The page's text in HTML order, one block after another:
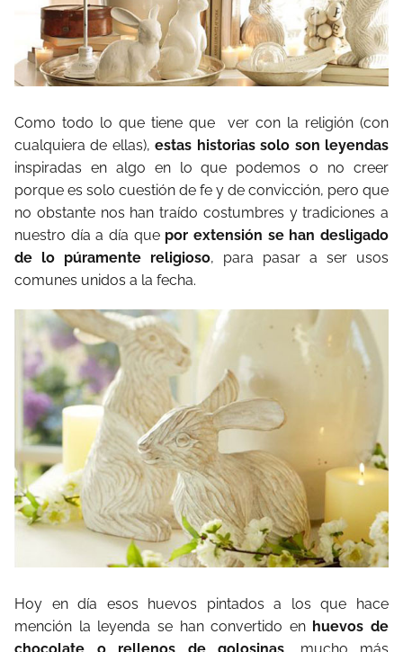
Como todo lo que tiene que ver con la religión (con
cualquiera de ellas),estas historias solo son leyendas
inspiradas en algo en lo que podemos o no creer
porque es solo cuestión de fe y de convicción, pero que
no obstante nos han traído costumbres y tradiciones a
nuestro día a día que por extensión se han desligado
de lo púramente religioso, para pasar a ser usos
comunes unidos a la fecha.
Hoy en día esos huevos pintados a los que hace
mención la leyenda se han convertido en huevos de
chocolate o rellenos de golosinas, mucho más